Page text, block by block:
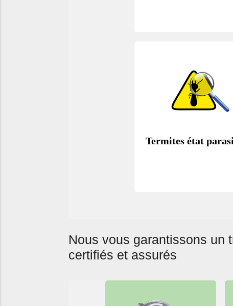
Termites état
Nous vous garantissons un
certifiés et assurés